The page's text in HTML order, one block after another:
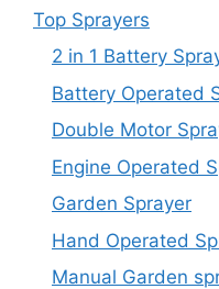
Top Sprayers
2 in 1 Battery
Battery Operated
Double Motor
Engine Operated
Garden Sprayer
Hand Operated
Manual Garden